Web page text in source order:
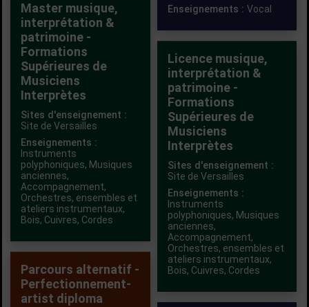
Enseignements : Vocal
Master musique,
interprétation &
patrimoine -
Formations
Supérieures de
Musiciens
Interprètes
Sites d'enseignement :
Site de Versailles
Enseignements :
Instruments
polyphoniques, Musiques
anciennes,
Accompagnement,
Orchestres, ensembles et
ateliers instrumentaux,
Bois, Cuivres, Cordes
Licence musique,
interprétation &
patrimoine -
Formations
Supérieures de
Musiciens
Interprètes
Sites d'enseignement :
Site de Versailles
Enseignements :
Instruments
polyphoniques, Musiques
anciennes,
Accompagnement,
Orchestres, ensembles et
ateliers instrumentaux,
Bois, Cuivres, Cordes
Parcours alternatif -
Perfectionnement-
artist diploma